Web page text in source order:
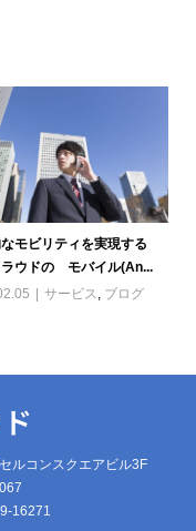
モビリティを実現する
ラウドの モバイル(An...
サービス ブログ
ルコンスクエアビル3F
16271